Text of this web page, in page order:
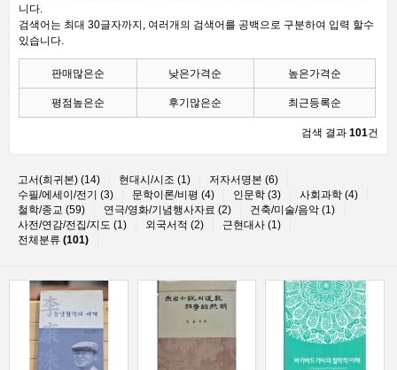
니다.
검색어는 최대 30글자까지, 여러개의 검색어를 공백으로 구분하여 입력 할수
있습니다.
판매많은순 낮은가격순 높은가격순
평점높은순 후기많은순 최근등록순
검색 결과 101건
고서(희귀본) (14) 현대시/시조 (1)
저자서명본 (6)
수필/에세이/전기 (3)
문학이론/비평 (4) 인문학 (3)
사회과학 (4)
철학/종교 (59)
연극/영화/기념행사자료 (2)
건축/미술/음악 (1)
사전/연감/전집/지도 (1)
외국서적 (2)
근현대사 (1)
전체분류 (101)